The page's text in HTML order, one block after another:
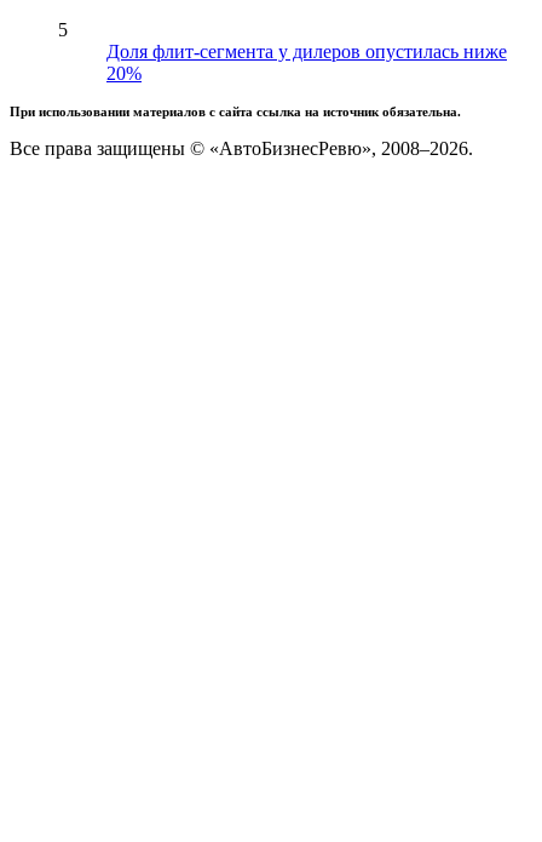
5
Доля флит-сегмента у дилеров опустилась ниже
20%
При использовании материалов с сайта ссылка на источник обязательна.
Все права защищены © «АвтоБизнесРевю», 2008–2026.